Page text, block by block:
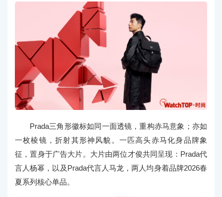
Prada三角形徽标如同一面透镜，重构赤马意象；亦如
一枚棱镜，折射其形神风貌。一匹高头赤马化身品牌象
征，置身于广告大片。大片由两位才俊共同呈现：Prada代
言人杨幂，以及Prada代言人马龙，两人均身着品牌2026春
夏系列核心单品。